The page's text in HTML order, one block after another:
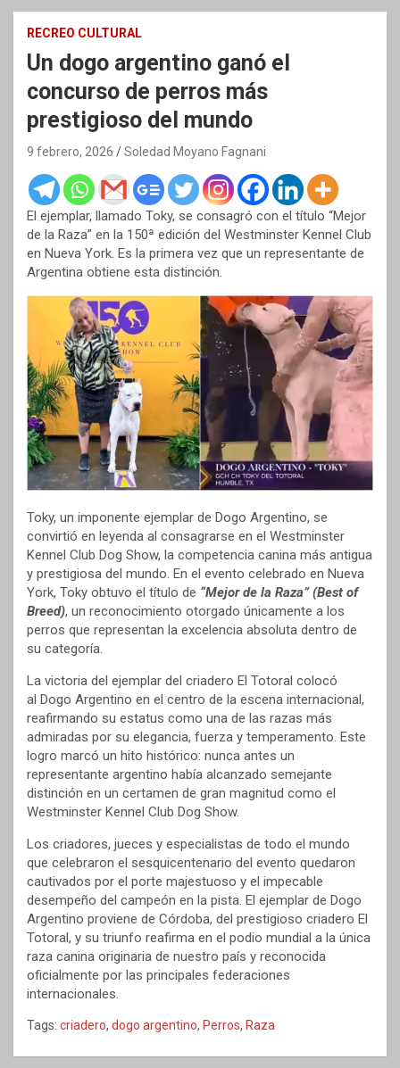
RECREO CULTURAL
Un dogo argentino ganó el
concurso de perros más
prestigioso del mundo
9 febrero, 2026 Soledad Moyano Fagnani
El ejemplar, llamado Toky, se consagró con el título “Mejor
de la Raza” en la 150ª edición del Westminster Kennel Club
en Nueva York. Es la primera vez que un representante de
Argentina obtiene esta distinción.
Toky, un imponente ejemplar de Dogo Argentino, se
convirtió en leyenda al consagrarse en el Westminster
Kennel Club Dog Show, la competencia canina más antigua
y prestigiosa del mundo. En el evento celebrado en Nueva
York, Toky obtuvo el título de “Mejor de la Raza” (Best of
Breed), un reconocimiento otorgado únicamente a los
perros que representan la excelencia absoluta dentro de
su categoría.
La victoria del ejemplar del criadero El Totoral colocó
al Dogo Argentino en el centro de la escena internacional,
reafirmando su estatus como una de las razas más
admiradas por su elegancia, fuerza y temperamento. Este
logro marcó un hito histórico: nunca antes un
representante argentino había alcanzado semejante
distinción en un certamen de gran magnitud como el
Westminster Kennel Club Dog Show.
Los criadores, jueces y especialistas de todo el mundo
que celebraron el sesquicentenario del evento quedaron
cautivados por el porte majestuoso y el impecable
desempeño del campeón en la pista. El ejemplar de Dogo
Argentino proviene de Córdoba, del prestigioso criadero El
Totoral, y su triunfo reafirma en el podio mundial a la única
raza canina originaria de nuestro país y reconocida
oficialmente por las principales federaciones
internacionales.
Tags: criadero, dogo argentino, Perros, Raza